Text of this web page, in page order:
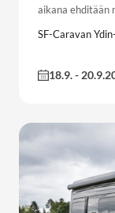
aikana ehditään
SF-Caravan
18.9.-